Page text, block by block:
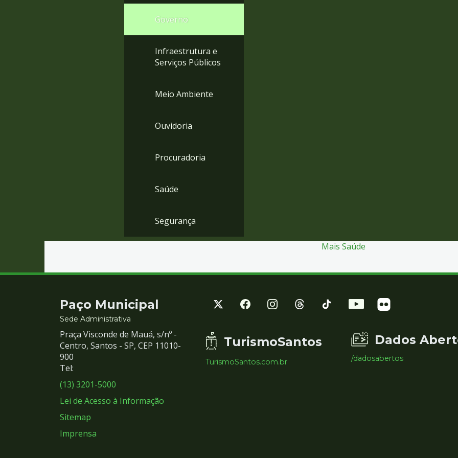
Governo
Infraestrutura e
Serviços Públicos
Meio Ambiente
Ouvidoria
Procuradoria
Saúde
Segurança
Mais Saúde
Contato
e
Redes
Sociais
Paço Municipal
Sede Administrativa
Praça Visconde de Mauá, s/nº -
Centro, Santos - SP, CEP 11010-
900
Tel:
(13) 3201-5000
Lei de Acesso à Informação
Sitemap
Imprensa
TurismoSantos
TurismoSantos.com.br
Dados
/dadosabertos